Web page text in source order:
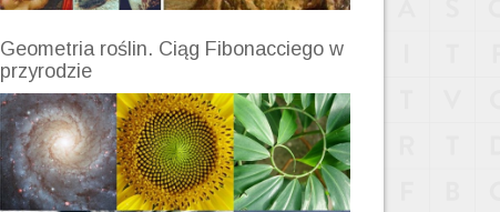
Geometria roślin. Ciąg Fibonacciego w
przyrodzie